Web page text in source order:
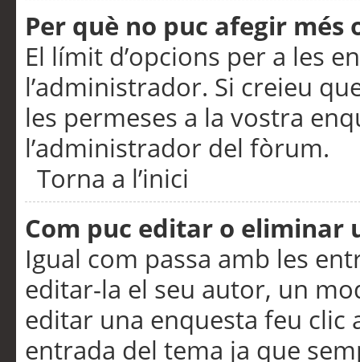
Per què no puc afegir més
El límit d’opcions per a les
l’administrador. Si creieu
les permeses a la vostra
l’administrador del fòrum.
Torna a l’inici
Com puc editar o eliminar
Igual com passa amb les
editar-la el seu autor, un
editar una enquesta feu clic
entrada del tema ja que